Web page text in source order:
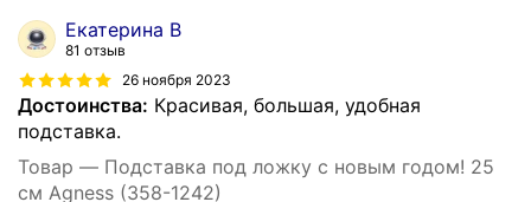
Екатерина В
81 отзыв
26 ноября 2023
Достоинства: Красивая, большая, удобная
подставка.
Товар — Подставка под ложку с новым годом! 25
см Agness (358-1242)